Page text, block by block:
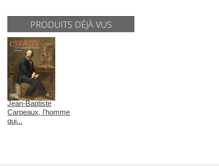
PRODUITS DÉJÀ VUS
Jean-Baptiste
Carpeaux, l'homme
qui...